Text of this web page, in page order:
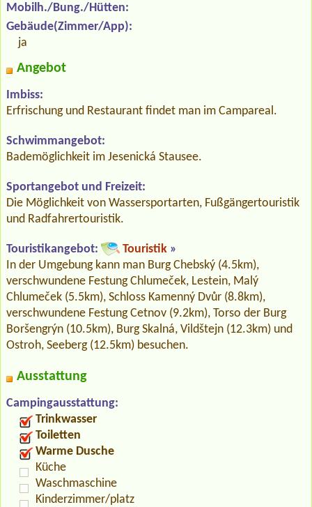
Mobilh./Bung./Hütten:
Gebäude(Zimmer/App):
ja
Angebot
Imbiss:
Erfrischung und Restaurant findet man im Campareal.
Schwimmangebot:
Bademöglichkeit im Jesenická Stausee.
Sportangebot und Freizeit:
Die Möglichkeit von Wassersportarten, Fußgängertouristik
und Radfahrertouristik.
Touristikangebot: Touristik »
In der Umgebung kann man Burg Chebský (4.5km),
verschwundene Festung Chlumeček, Lestein, Malý
Chlumeček (5.5km), Schloss Kamenný Dvůr (8.8km),
verschwundene Festung Cetnov (9.2km), Torso der Burg
Boršengrýn (10.5km), Burg Skalná, Vildštejn (12.3km) und
Ostroh, Seeberg (12.5km) besuchen.
Ausstattung
Campingausstattung:
Trinkwasser
Toiletten
Warme Dusche
Küche
Waschmaschine
Kinderzimmer/platz